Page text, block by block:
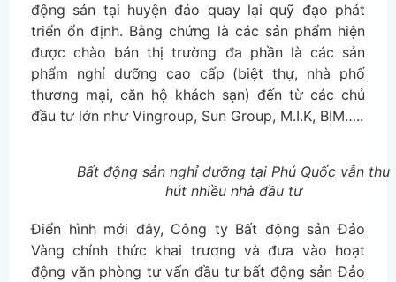
động sản tại huyện đảo quay lại quỹ đạo phát
triển ổn định. Bằng chứng là các sản phẩm hiện
được chào bán thị trường đa phần là các sản
phẩm nghỉ dưỡng cao cấp (biệt thự, nhà phố
thương mại, căn hộ khách sạn) đến từ các chủ
đầu tư lớn như Vingroup, Sun Group, M.I.K, BIM…..
Bất động sản nghỉ dưỡng tại Phú Quốc vẫn thu
hút nhiều nhà đầu tư
Điển hình mới đây, Công ty Bất động sản Đảo
Vàng chính thức khai trương và đưa vào hoạt
động văn phòng tư vấn đầu tư bất động sản Đảo